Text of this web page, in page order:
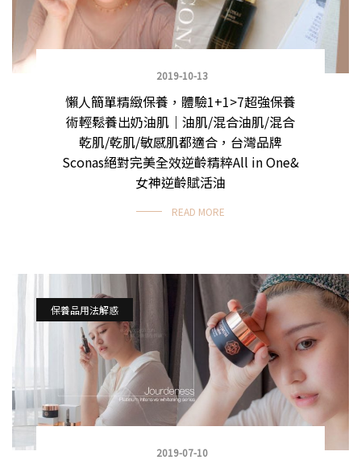
2019-10-13
懶人簡單精緻保養，體驗1+1>7超強保養
術輕鬆養出奶油肌｜油肌/混合油肌/混合
乾肌/乾肌/敏感肌都適合，台灣品牌
Sconas絕對完美全效逆齡精粹All in One&
女神逆齡賦活油
READ MORE
保養品用法解惑
2019-07-10